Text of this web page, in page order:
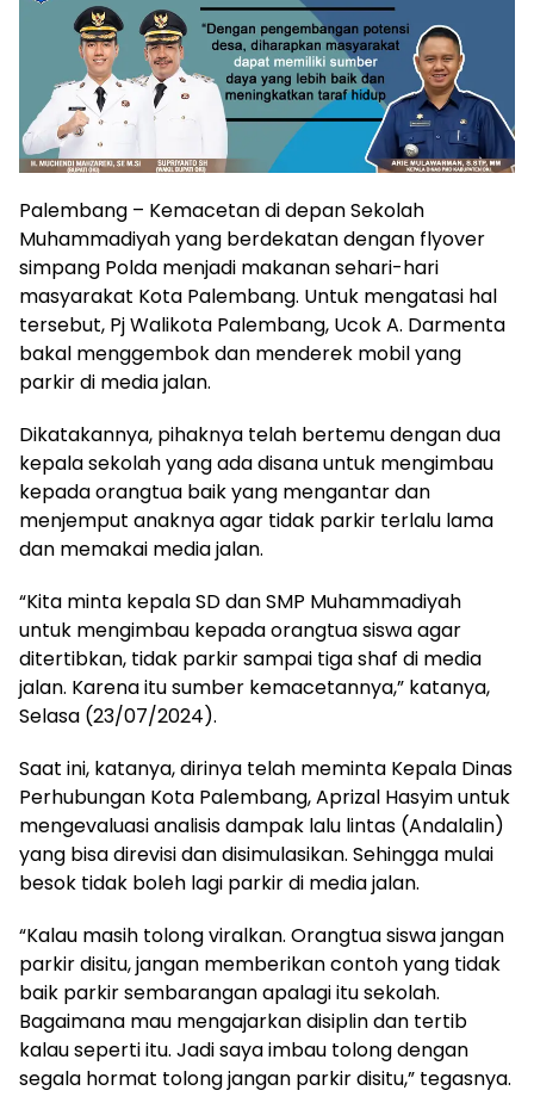
Palembang – Kemacetan di depan Sekolah
Muhammadiyah yang berdekatan dengan flyover
simpang Polda menjadi makanan sehari-hari
masyarakat Kota Palembang. Untuk mengatasi hal
tersebut, Pj Walikota Palembang, Ucok A. Darmenta
bakal menggembok dan menderek mobil yang
parkir di media jalan.
Dikatakannya, pihaknya telah bertemu dengan dua
kepala sekolah yang ada disana untuk mengimbau
kepada orangtua baik yang mengantar dan
menjemput anaknya agar tidak parkir terlalu lama
dan memakai media jalan.
“Kita minta kepala SD dan SMP Muhammadiyah
untuk mengimbau kepada orangtua siswa agar
ditertibkan, tidak parkir sampai tiga shaf di media
jalan. Karena itu sumber kemacetannya,” katanya,
Selasa (23/07/2024).
Saat ini, katanya, dirinya telah meminta Kepala Dinas
Perhubungan Kota Palembang, Aprizal Hasyim untuk
mengevaluasi analisis dampak lalu lintas (Andalalin)
yang bisa direvisi dan disimulasikan. Sehingga mulai
besok tidak boleh lagi parkir di media jalan.
“Kalau masih tolong viralkan. Orangtua siswa jangan
parkir disitu, jangan memberikan contoh yang tidak
baik parkir sembarangan apalagi itu sekolah.
Bagaimana mau mengajarkan disiplin dan tertib
kalau seperti itu. Jadi saya imbau tolong dengan
segala hormat tolong jangan parkir disitu,” tegasnya.